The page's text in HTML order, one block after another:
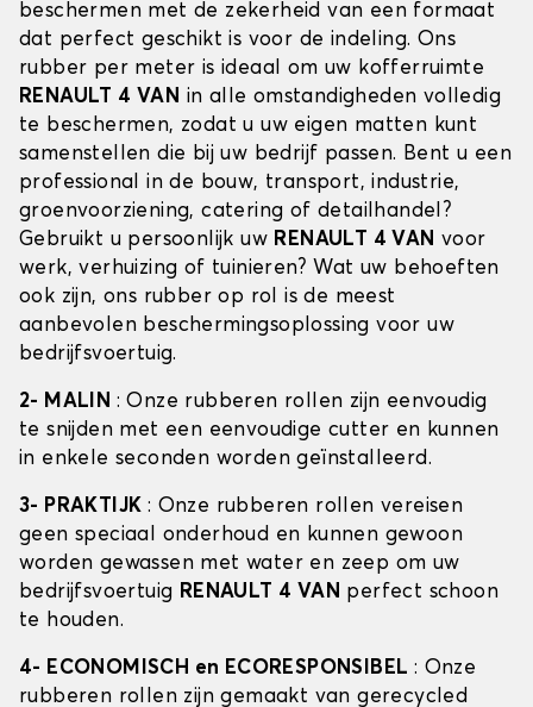
beschermen met de zekerheid van een formaat
dat perfect geschikt is voor de indeling. Ons
rubber per meter is ideaal om uw kofferruimte
RENAULT 4 VAN in alle omstandigheden volledig
te beschermen, zodat u uw eigen matten kunt
samenstellen die bij uw bedrijf passen. Bent u een
professional in de bouw, transport, industrie,
groenvoorziening, catering of detailhandel?
Gebruikt u persoonlijk uw RENAULT 4 VAN voor
werk, verhuizing of tuinieren? Wat uw behoeften
ook zijn, ons rubber op rol is de meest
aanbevolen beschermingsoplossing voor uw
bedrijfsvoertuig.
2- MALIN : Onze rubberen rollen zijn eenvoudig
te snijden met een eenvoudige cutter en kunnen
in enkele seconden worden geïnstalleerd.
3- PRAKTIJK : Onze rubberen rollen vereisen
geen speciaal onderhoud en kunnen gewoon
worden gewassen met water en zeep om uw
bedrijfsvoertuig RENAULT 4 VAN perfect schoon
te houden.
4- ECONOMISCH en ECORESPONSIBEL : Onze
rubberen rollen zijn gemaakt van gerecycled